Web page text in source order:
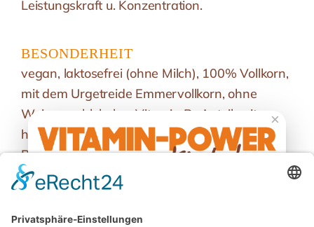
Leistungskraft u. Konzentration.
BESONDERHEIT
vegan, laktosefrei (ohne Milch), 100% Vollkorn,
mit dem Urgetreide Emmervollkorn, ohne
Weizenmehl, hoher Vitamin B- Anteil, mit
hausgemachtem Roggenvollkornsauerteig,
Proteinquelle, Ballaststoffquelle
×